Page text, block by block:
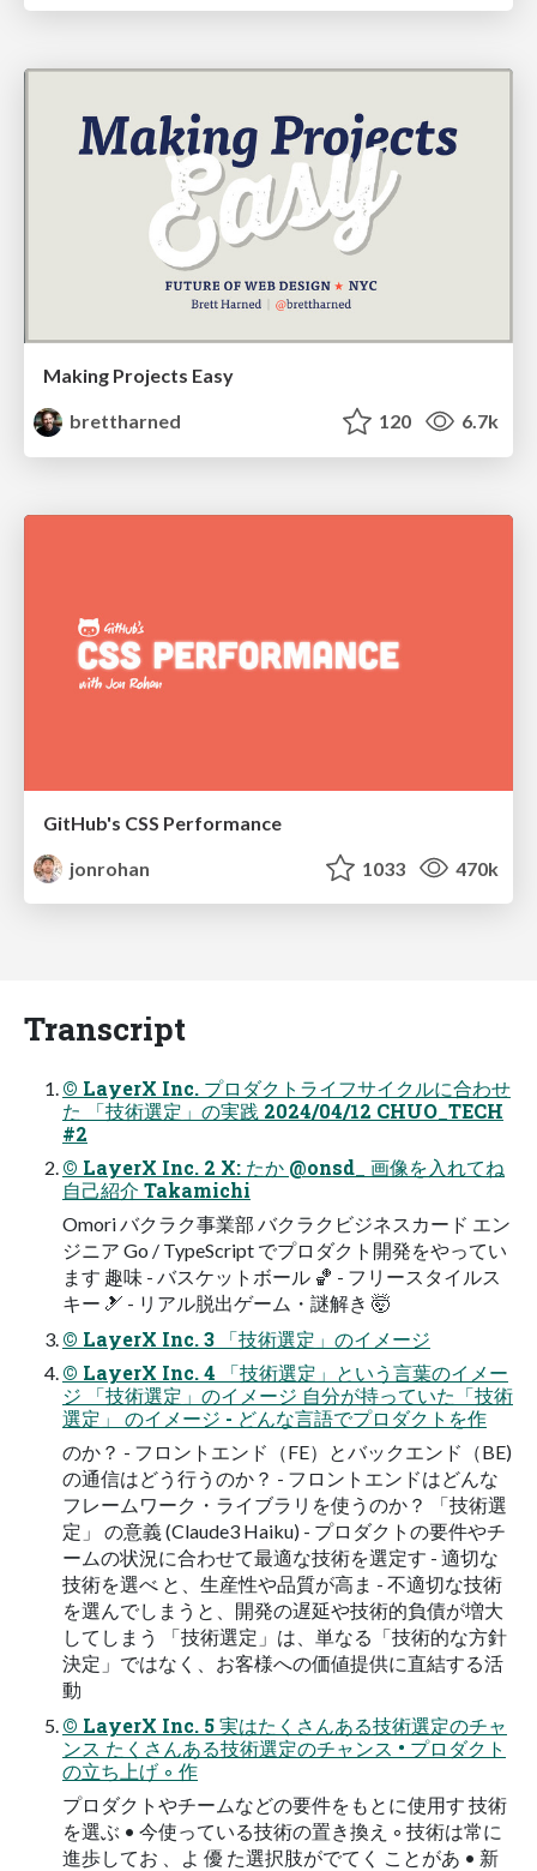
Making Projects Easy
brettharned
120 6.7k
GitHub's CSS Performance
jonrohan
1033 470k
Transcript
© LayerX Inc. プロダクトライフサイクルに合わせ
た 「技術選定」の実践 2024/04/12 CHUO_TECH
#2
© LayerX Inc. 2 X: たか @onsd_ 画像を入れてね
自己紹介 Takamichi
Omori バクラク事業部 バクラクビジネスカード エン
ジニア Go / TypeScript でプロダクト開発をやってい
ます 趣味 - バスケットボール 🏀 - フリースタイルス
キー 🎿 - リアル脱出ゲーム・謎解き 🤯
© LayerX Inc. 3 「技術選定」のイメージ
© LayerX Inc. 4 「技術選定」という言葉のイメー
ジ 「技術選定」のイメージ 自分が持っていた「技術
選定」 のイメージ - どんな言語でプロダクトを作
のか？ - フロントエンド（FE）とバックエンド（BE)
の通信はどう行うのか？ - フロントエンドはどんな
フレームワーク・ライブラリを使うのか？ 「技術選
定」 の意義 (Claude3 Haiku) - プロダクトの要件やチ
ームの状況に合わせて最適な技術を選定す - 適切な
技術を選べ と、生産性や品質が高ま - 不適切な技術
を選んでしまうと、開発の遅延や技術的負債が増大
してしまう 「技術選定」は、単なる「技術的な方針
決定」ではなく、お客様への価値提供に直結する活
動
© LayerX Inc. 5 実はたくさんある技術選定のチャ
ンス たくさんある技術選定のチャンス • プロダクト
の立ち上げ ◦ 作
プロダクトやチームなどの要件をもとに使用す 技術
を選ぶ • 今使っている技術の置き換え ◦ 技術は常に
進歩してお 、よ 優 た選択肢がでてく ことがあ • 新